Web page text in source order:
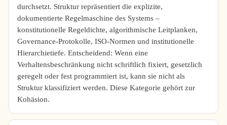
durchsetzt. Struktur repräsentiert die explizite,
dokumentierte Regelmaschine des Systems –
konstitutionelle Regeldichte, algorithmische Leitplanken,
Governance-Protokolle, ISO-Normen und institutionelle
Hierarchietiefe. Entscheidend: Wenn eine
Verhaltensbeschränkung nicht schriftlich fixiert, gesetzlich
geregelt oder fest programmiert ist, kann sie nicht als
Struktur klassifiziert werden. Diese Kategorie gehört zur
Kohäsion.